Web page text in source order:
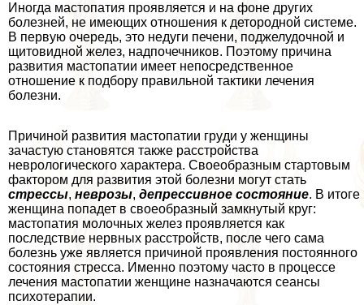
Иногда мастопатия проявляется и на фоне других
болезней, не имеющих отношения к детородной системе.
В первую очередь, это недуги печени, поджелудочной и
щитовидной желез, надпочечников. Поэтому причина
развития мастопатии имеет непосредственное
отношение к подбору правильной тактики лечения
болезни.
Причиной развития мастопатии гpyди у женщины
зачастую становятся также расстройства
неврологического хаpaктера. Своеобразным стартовым
фактором для развития этой болезни могут стать
стрессы, неврозы, депрессивное состояние. В итоге
женщина попадет в своеобразный замкнутый круг:
мастопатия молочных желез проявляется как
последствие нервных расстройств, после чего сама
болезнь уже является причиной проявления постоянного
состояния стресса. Именно поэтому часто в процессе
лечения мастопатии женщине назначаются сеансы
психотерапии.